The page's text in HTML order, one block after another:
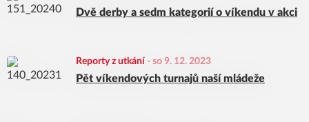
Dvě derby a sedm kategorií o víkendu v akci
Reporty z utkání - so 9. 12. 2023
Pět víkendových turnajů naší mládeže